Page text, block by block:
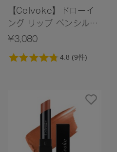
【Celvoke】ドローイ
ング リップ ペンシル
［01～03］＜2025
¥3,080